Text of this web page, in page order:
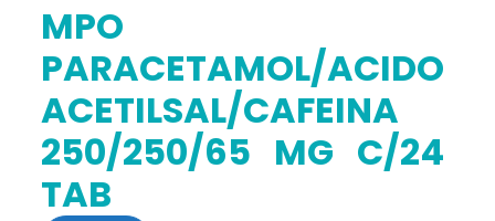
MPO
PARACETAMOL/ACIDO
ACETILSAL/CAFEINA
250/250/65 MG C/24
TAB